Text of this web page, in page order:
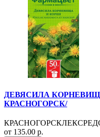
ДЕВЯСИЛА
КРАСНОГОРСК/
от 135.00 р.